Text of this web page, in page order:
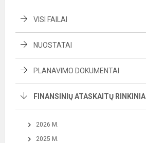
VISI FAILAI
NUOSTATAI
PLANAVIMO DOKUMENTAI
FINANSINIŲ ATASKAITŲ RINKINIAI
2026 M.
2025 M.